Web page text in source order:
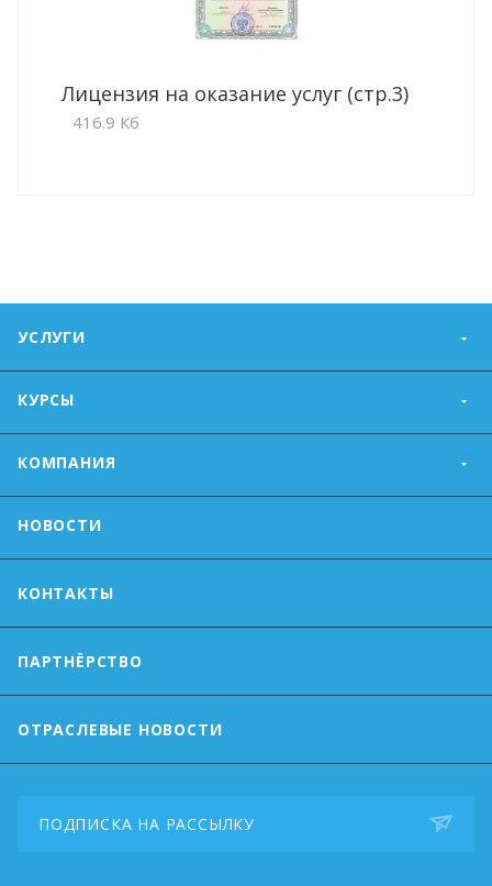
Лицензия на оказание услуг (стр.3)
416.9 Кб
УСЛУГИ
КУРСЫ
КОМПАНИЯ
НОВОСТИ
КОНТАКТЫ
ПАРТНЁРСТВО
ОТРАСЛЕВЫЕ НОВОСТИ
ПОДПИСКА НА РАССЫЛКУ